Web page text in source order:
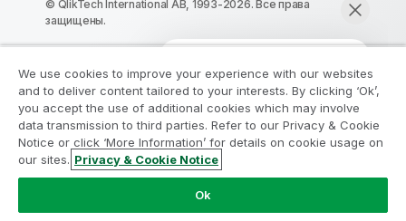
© QlikTech International AB, 1993-2026. Все права
защищены.
Присоединяйтесь к программе
модернизации аналитики
Модернизируйте ваши важные приложения QlikView
без ущерба с помощью программы модернизации
Щелкните здесьдля получения
дополнительной информации или свяжитесь с нами:
We use cookies to improve your experience with our websites
and to deliver content tailored to your interests. By clicking ‘Ok’,
you accept the use of additional cookies which may involve
data transmission to third parties. Refer to our Privacy & Cookie
Notice or click ‘More Information’ for details on cookie usage on
our sites. Privacy & Cookie Notice
Ok